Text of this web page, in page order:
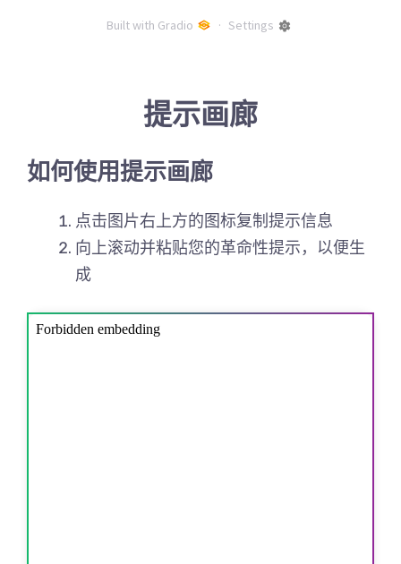
提示画廊
如何使用提示画廊
点击图片右上方的图标复制提示信息
向上滚动并粘贴您的革命性提示，以便生
成